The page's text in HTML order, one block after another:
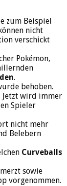
zum Beispiel
nicht
verschickt
Pokémon,
.
behoben.
Jetzt wird immer
Spieler
nicht mehr
Belebern
Curveballs
sowie
vorgenommen.